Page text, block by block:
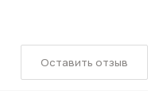
Оставить отзыв